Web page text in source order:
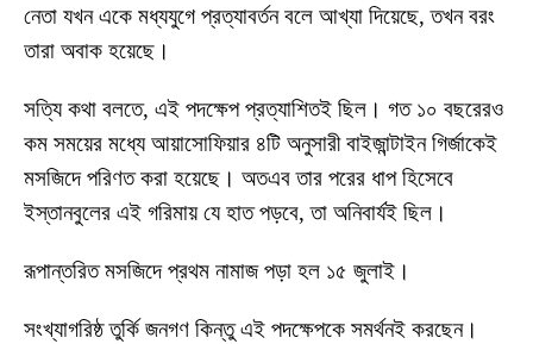
নেতা যখন একে মধ্যযুগে প্রত্যাবর্তন বলে আখ্যা দিয়েছে, তখন বরং
তারা অবাক হয়েছে।
সত্যি কথা বলতে, এই পদক্ষেপ প্রত্যাশিতই ছিল। গত ১০ বছরেরও
কম সময়ের মধ্যে আয়াসোফিয়ার ৪টি অনুসারী বাইজান্টাইন গির্জাকেই
মসজিদে পরিণত করা হয়েছে। অতএব তার পরের ধাপ হিসেবে
ইস্তানবুলের এই গরিমায় যে হাত পড়বে, তা অনিবার্যই ছিল।
রূপান্তরিত মসজিদে প্রথম নামাজ পড়া হল ১৫ জুলাই।
সংখ্যাগরিষ্ঠ তুর্কি জনগণ কিন্তু এই পদক্ষেপকে সমর্থনই করছেন।